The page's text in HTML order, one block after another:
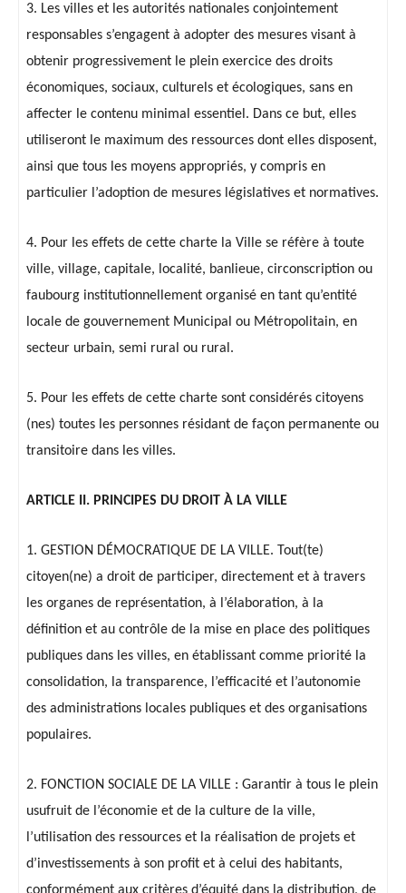
3. Les villes et les autorités nationales conjointement
responsables s’engagent à adopter des mesures visant à
obtenir progressivement le plein exercice des droits
économiques, sociaux, culturels et écologiques, sans en
affecter le contenu minimal essentiel. Dans ce but, elles
utiliseront le maximum des ressources dont elles disposent,
ainsi que tous les moyens appropriés, y compris en
particulier l’adoption de mesures législatives et normatives.
4. Pour les effets de cette charte la Ville se réfère à toute
ville, village, capitale, localité, banlieue, circonscription ou
faubourg institutionnellement organisé en tant qu’entité
locale de gouvernement Municipal ou Métropolitain, en
secteur urbain, semi rural ou rural.
5. Pour les effets de cette charte sont considérés citoyens
(nes) toutes les personnes résidant de façon permanente ou
transitoire dans les villes.
ARTICLE II. PRINCIPES DU DROIT À LA VILLE
1. GESTION DÉMOCRATIQUE DE LA VILLE. Tout(te)
citoyen(ne) a droit de participer, directement et à travers
les organes de représentation, à l’élaboration, à la
définition et au contrôle de la mise en place des politiques
publiques dans les villes, en établissant comme priorité la
consolidation, la transparence, l’efficacité et l’autonomie
des administrations locales publiques et des organisations
populaires.
2. FONCTION SOCIALE DE LA VILLE : Garantir à tous le plein
usufruit de l’économie et de la culture de la ville,
l’utilisation des ressources et la réalisation de projets et
d’investissements à son profit et à celui des habitants,
conformément aux critères d’équité dans la distribution, de